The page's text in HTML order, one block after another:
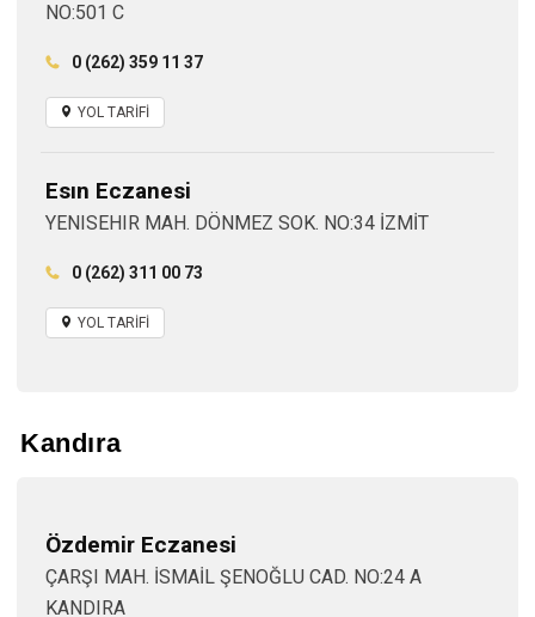
NO:501 C
0 (262) 359 11 37
YOL TARİFİ
Esın Eczanesi
YENISEHIR MAH. DÖNMEZ SOK. NO:34 İZMİT
0 (262) 311 00 73
YOL TARİFİ
Kandıra
Özdemir Eczanesi
ÇARŞI MAH. İSMAİL ŞENOĞLU CAD. NO:24 A
KANDIRA